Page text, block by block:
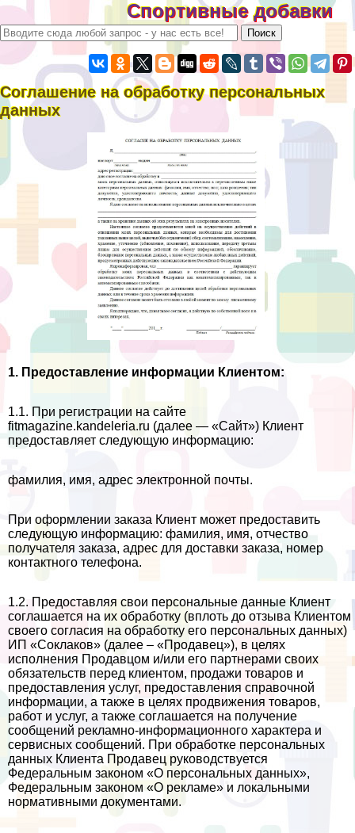
Спортивные добавки
Соглашение на обработку персональных
данных
1. Предоставление информации Клиентом:
1.1. При регистрации на сайте
fitmagazine.kandeleria.ru (далее — «Сайт») Клиент
предоставляет следующую информацию:
фамилия, имя, адрес электронной почты.
При оформлении заказа Клиент может предоставить
следующую информацию: фамилия, имя, отчество
получателя заказа, адрес для доставки заказа, номер
контактного телефона.
1.2. Предоставляя свои персональные данные Клиент
соглашается на их обработку (вплоть до отзыва Клиентом
своего согласия на обработку его персональных данных)
ИП «Соклаков» (далее – «Продавец»), в целях
исполнения Продавцом и/или его партнерами своих
обязательств перед клиентом, продажи товаров и
предоставления услуг, предоставления справочной
информации, а также в целях продвижения товаров,
работ и услуг, а также соглашается на получение
сообщений рекламно-информационного хаpaктера и
сервисных сообщений. При обработке персональных
данных Клиента Продавец руководствуется
Федеральным законом «О персональных данных»,
Федеральным законом «О рекламе» и локальными
нормативными документами.